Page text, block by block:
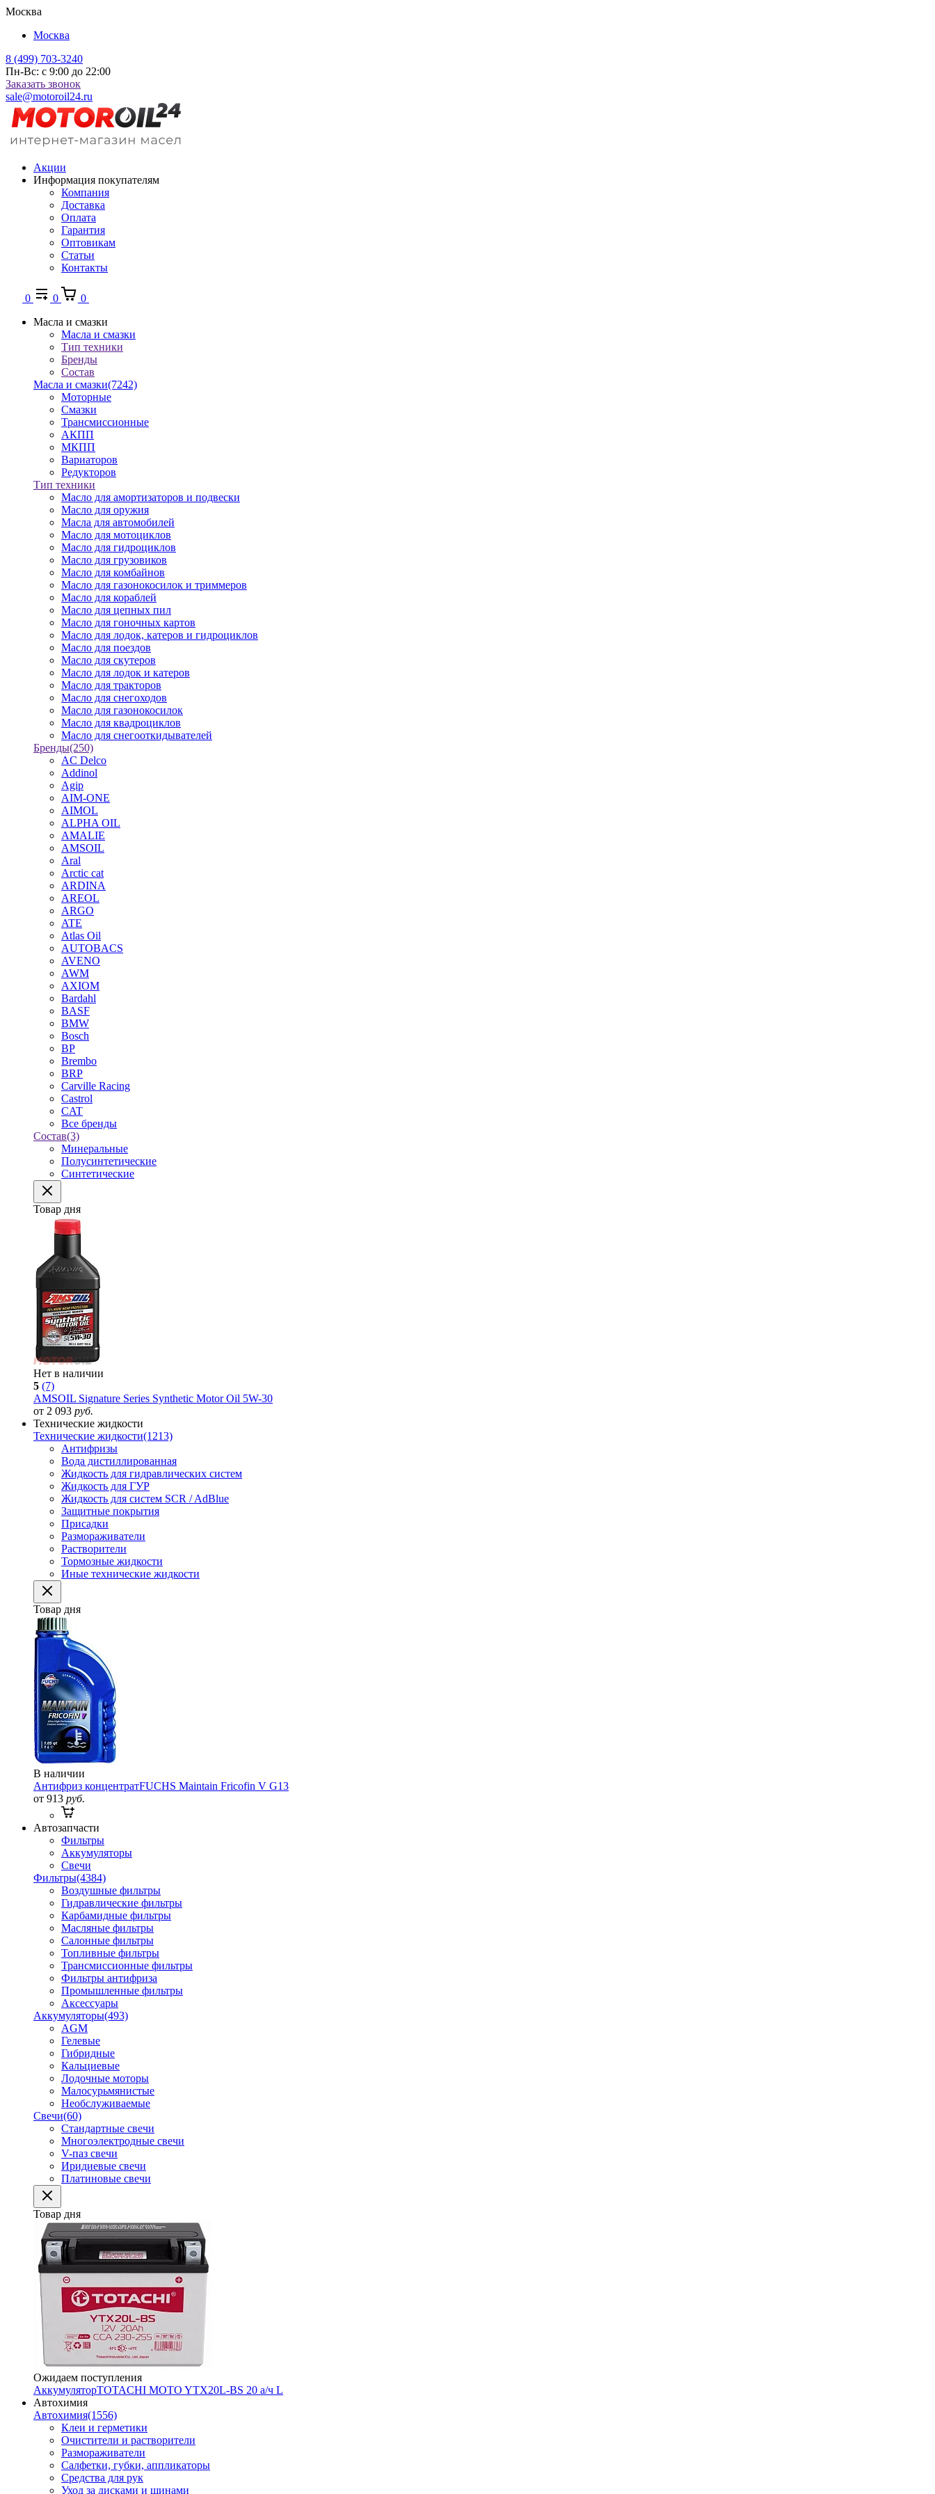
Москва
Москва
8 (499) 703-3240
Пн-Вс: с 9:00 до 22:00
Заказать звонок
sale@motoroil24.ru
Акции
Информация покупателям
Компания
Доставка
Оплата
Гарантия
Оптовикам
Статьи
Контакты
0 0
0
Масла и смазки
Масла и смазки
Тип техники
Бренды
Состав
Масла и смазки(7242)
Моторные
Смазки
Трансмиссионные
АКПП
МКПП
Вариаторов
Редукторов
Тип техники
Масло для амортизаторов и подвески
Масло для оружия
Масла для автомобилей
Масло для мотоциклов
Масло для гидроциклов
Масло для грузовиков
Масло для комбайнов
Масло для газонокосилок и триммеров
Масло для кораблей
Масло для цепных пил
Масло для гоночных картов
Масло для лодок, катеров и гидроциклов
Масло для поездов
Масло для скутеров
Масло для лодок и катеров
Масло для тракторов
Масло для снегоходов
Масло для газонокосилок
Масло для квадроциклов
Масло для снегооткидывателей
Бренды(250)
AC Delco
Addinol
Agip
AIM-ONE
AIMOL
ALPHA OIL
AMALIE
AMSOIL
Aral
Arctic cat
ARDINA
AREOL
ARGO
ATE
Atlas Oil
AUTOBACS
AVENO
AWM
AXIOM
Bardahl
BASF
BMW
Bosch
BP
Brembo
BRP
Carville Racing
Castrol
CAT
Все бренды
Состав(3)
Минеральные
Полусинтетические
Синтетические
Товар дня
Нет в наличии
5 (7)
AMSOIL Signature Series Synthetic Motor Oil 5W-30
от 2 093 руб.
Технические жидкости
Технические жидкости(1213)
Антифризы
Вода дистиллированная
Жидкость для гидравлических систем
Жидкость для ГУР
Жидкость для систем SCR / AdBlue
Защитные покрытия
Присадки
Размораживатели
Растворители
Тормозные жидкости
Иные технические жидкости
Товар дня
В наличии
Антифриз концентратFUCHS Maintain Fricofin V G13
от 913 руб.
Автозапчасти
Фильтры
Аккумуляторы
Свечи
Фильтры(4384)
Воздушные фильтры
Гидравлические фильтры
Карбамидные фильтры
Масляные фильтры
Салонные фильтры
Топливные фильтры
Трансмиссионные фильтры
Фильтры антифриза
Промышленные фильтры
Аксессуары
Аккумуляторы(493)
AGM
Гелевые
Гибридные
Кальциевые
Лодочные моторы
Малосурьмянистые
Необслуживаемые
Свечи(60)
Стандартные свечи
Многоэлектродные свечи
V-паз свечи
Иридиевые свечи
Платиновые свечи
Товар дня
Ожидаем поступления
АккумуляторTOTACHI MOTO YTX20L-BS 20 а/ч L
Автохимия
Автохимия(1556)
Клеи и герметики
Очистители и растворители
Размораживатели
Салфетки, губки, аппликаторы
Средства для рук
Уход за дисками и шинами